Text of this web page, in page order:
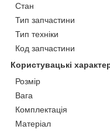
Стан
Тип запчастини
Тип техніки
Код запчастини
Користувацькi
Розмір
Вага
Комплектація
Матеріал